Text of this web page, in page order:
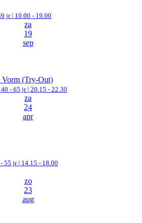
jr | 10.00 - 19.00
za
19
sep
(Try-Out)
40 - 65 jr | 20.15 - 22.30
za
24
apr
55 jr | 14.15 - 18.00
zo
23
aug